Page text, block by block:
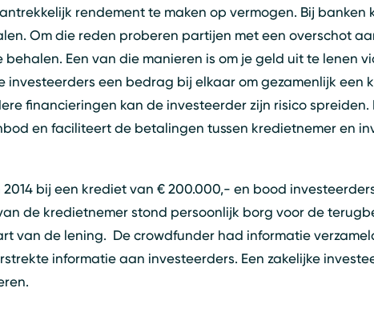
rendement te maken op vermogen. Bij banken
Om die reden proberen partijen met een overschot
Een van die manieren is om je geld uit te lenen
een bedrag bij elkaar om gezamenlijk een
financieringen kan de investeerder zijn risico
en faciliteert de betalingen tussen kredietnemer en
bij een krediet van € 200.000,- en bood
de kredietnemer stond persoonlijk borg voor de
van de lening. De crowdfunder had informatie
informatie aan investeerders. Een zakelijke